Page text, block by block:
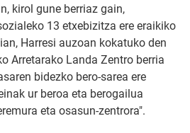
kirol gune berriaz gain,
13 etxebizitza ere eraikiko
Harresi auzoan kokatuko den
Arretarako Landa Zentro berria
bidezko bero-sarea ere
ur beroa eta berogailua
eta osasun-zentrora".